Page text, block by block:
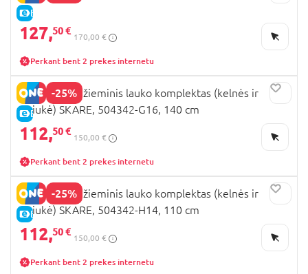
E-KAINA
cm
127,50 €
170,00 €
Perkant bent 2 prekes internetu
-25%
E-KAINA
DIDRIKSONS žieminis lauko komplektas (kelnės ir
striukė) SKARE, 504342-G16, 140 cm
112,50 €
150,00 €
Perkant bent 2 prekes internetu
-25%
E-KAINA
DIDRIKSONS žieminis lauko komplektas (kelnės ir
striukė) SKARE, 504342-H14, 110 cm
112,50 €
150,00 €
Perkant bent 2 prekes internetu